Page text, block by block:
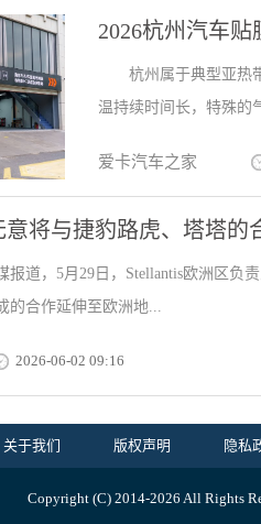
2026杭州汽车
杭州属于典型亚热
温持续时间长，特殊的
爱卡汽车之家
意将与捷豹路虎、塔塔的
报道，5月29日，Stellantis欧洲区负
的合作延伸至欧洲地...
2026-06-02 09:16
关于我们 版权声明 隐私
Copyright (C) 2014-2026 All Rights